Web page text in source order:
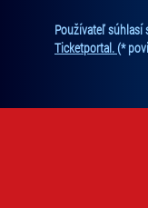
Používateľ súhlasí
Ticketportal.(*